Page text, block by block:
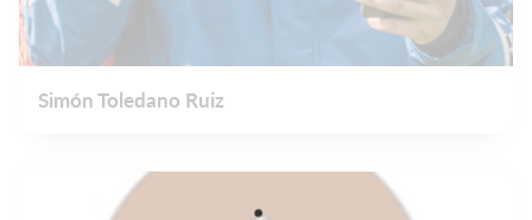
Simón Toledano Ruiz